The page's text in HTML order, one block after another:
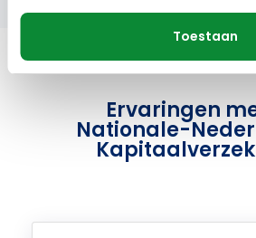
Toestaan
Ervaringen
Nationale-